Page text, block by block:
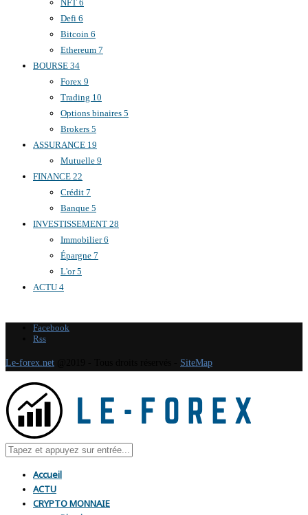
NFT 6
Defi 6
Bitcoin 6
Ethereum 7
BOURSE 34
Forex 9
Trading 10
Options binaires 5
Brokers 5
ASSURANCE 19
Mutuelle 9
FINANCE 22
Crédit 7
Banque 5
INVESTISSEMENT 28
Immobilier6
Épargne 7
L'or5
ACTU 4
Facebook
Rss
Le-forex.net SiteMap
Accueil
ACTU
CRYPTO MONNAIE